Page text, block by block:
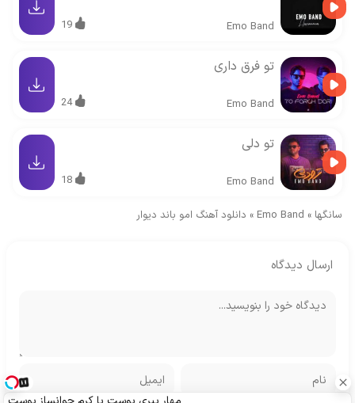
Emo Band
19
تو فرق داری
Emo Band
24
تو دلی
Emo Band
18
سانگها »
Emo Band
» دانلود آهنگ امو باند دیوار
ارسال دیدگاه